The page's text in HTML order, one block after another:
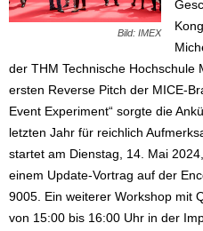
Bild: IMEX
der THM Technische Hochschule
ersten Reverse Pitch der MICE-
Event Experiment“ sorgte die
letzten Jahr für reichlich
startet am Dienstag, 14. Mai
einem Update-Vortrag auf der
9005. Ein weiterer Workshop mit
von 15:00 bis 16:00 Uhr in der